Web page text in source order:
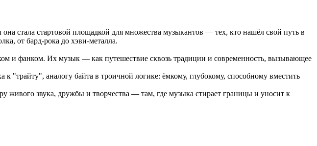
стала стартовой площадкой для множества музыкантов — тех, кто нашёл свой путь в
от бард‑рока до хэви‑металла.
и фанком. Их музык — как путешествие сквозь традиции и современность, вызывающее
аналогу байта в троичной логике: ёмкому, глубокому, способному вместить
живого звука, дружбы и творчества — там, где музыка стирает границы и уносит к